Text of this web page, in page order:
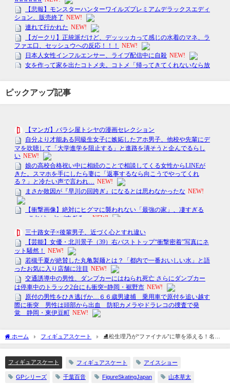
ピックアップ記事
ホーム フィギュアスケート
⛸️松生理乃が“ファイナル”に華を添える！名古
屋フィギュアスケートフェスティバルが感動のラストへ
フィギュアスケート フィギュアスケート アイスショー
GPシリーズ 千葉百音 FigureSkatingJapan 山本草太